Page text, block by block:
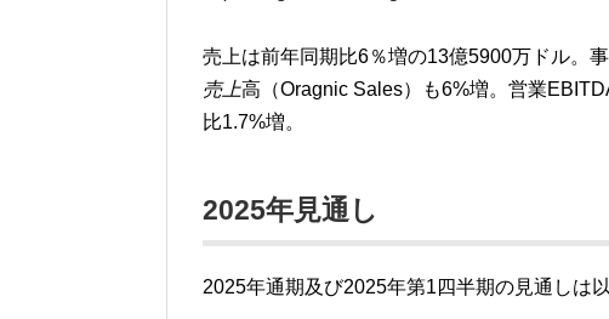
売上は前年同期比6％増の13億5900万ドル。
売上高（Oragnic Sales）も6%増。営業
比1.7%増。
2025年見通し
2025年通期及び2025年第1四半期の見通しは以